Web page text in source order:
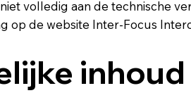
volledig aan de technische
op de website Inter-Focus
inhoud